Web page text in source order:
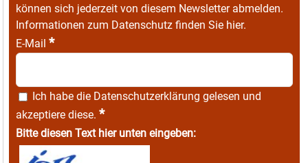
können sich jederzeit von diesem Newsletter abmelden.
Informationen zum Datenschutz finden Sie hier.
E-Mail *
Ich habe die Datenschutzerklärung gelesen und
akzeptiere diese. *
Bitte diesen Text hier unten eingeben: